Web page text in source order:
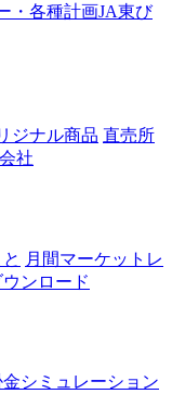
・各種計画JA東び
ジナル商品 直売所
社
月間マーケットレ
ンロード
金シミュレーション